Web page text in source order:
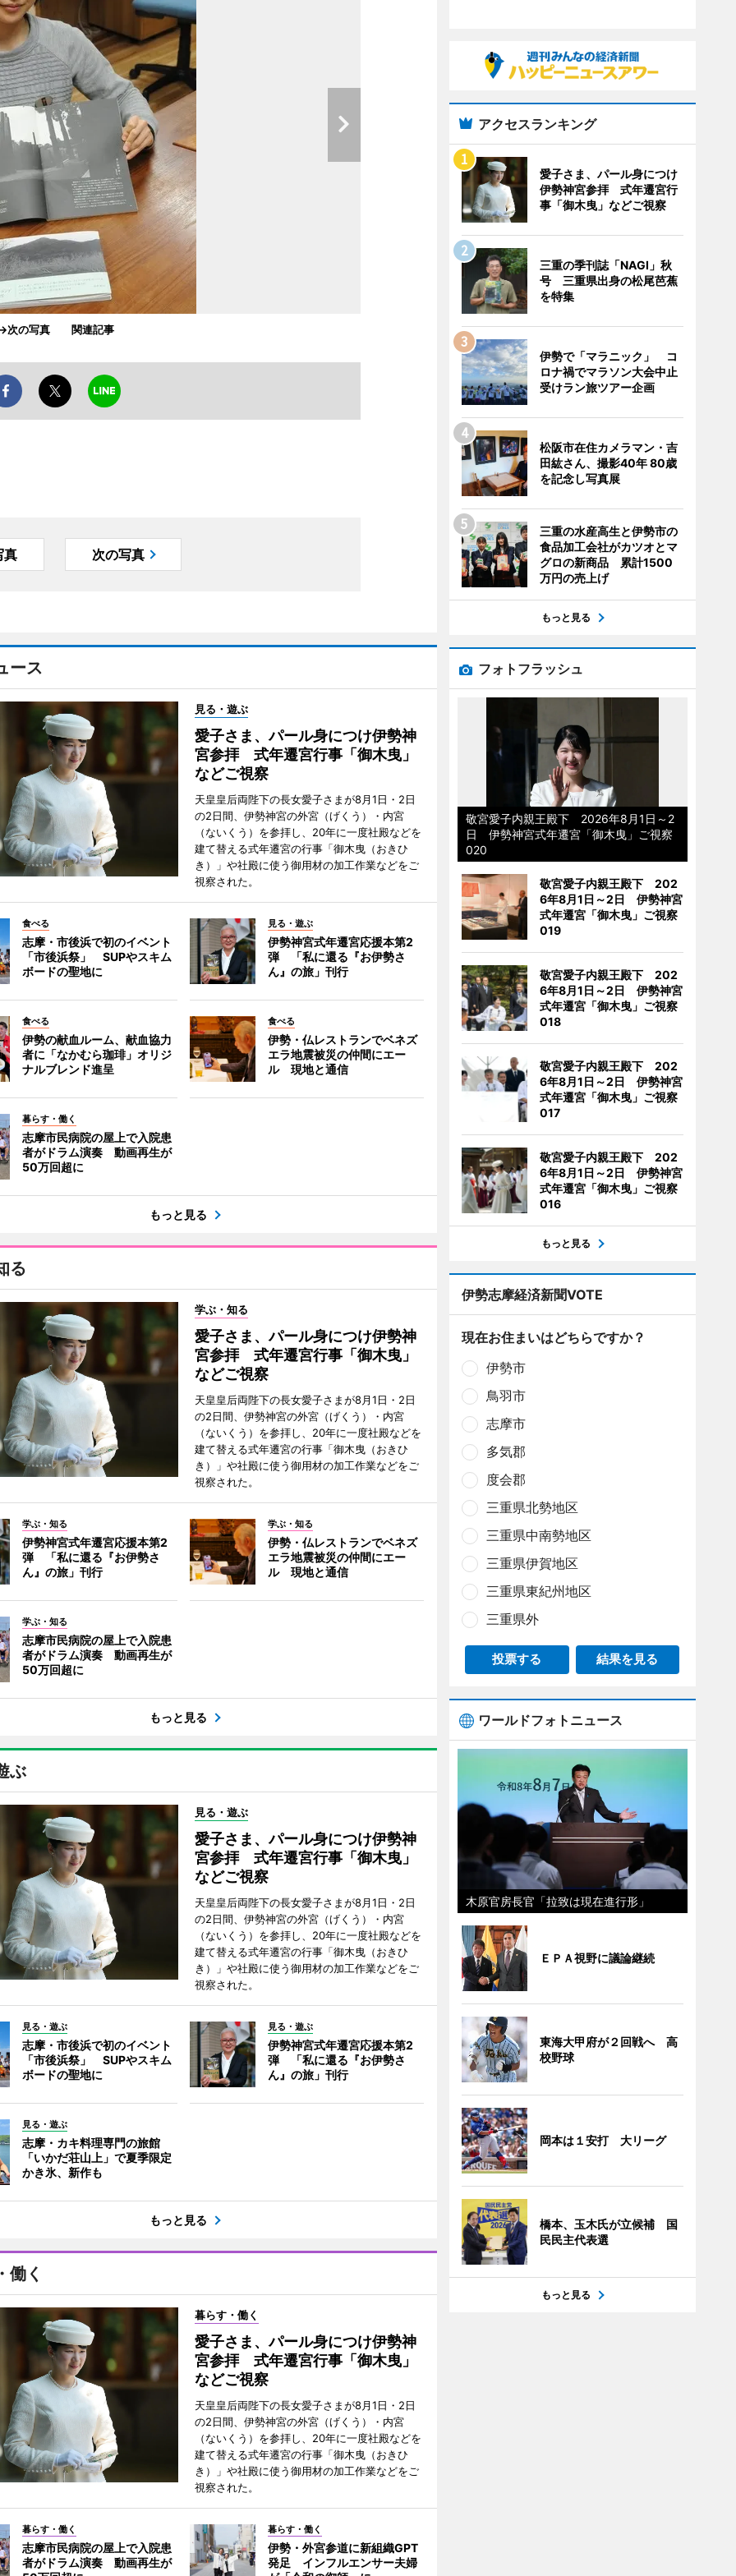
次の写真 関連記事
真 次の写真
ース
見る・遊ぶ
愛子さま、パール身につけ伊勢神
宮参拝 式年遷宮行事「御木曳」
などご視察
天皇皇后両陛下の長女愛子さまが8月1日・2日
の2日間、伊勢神宮の外宮（げくう）・内宮
（ないくう）を参拝し、20年に一度社殿などを
建て替える式年遷宮の行事「御木曳（おきひ
き）」や社殿に使う御用材の加工作業などをご
視察された。
食べる
志摩・市後浜で初のイベント
「市後浜祭」 SUPやスキム
ボードの聖地に
見る・遊ぶ
伊勢神宮式年遷宮応援本第2
弾 「私に還る『お伊勢さ
ん』の旅」刊行
食べる
伊勢の献血ルーム、献血協力
者に「なかむら珈琲」オリジ
ナルブレンド進呈
食べる
伊勢・仏レストランでベネズ
エラ地震被災の仲間にエー
ル 現地と通信
暮らす・働く
志摩市民病院の屋上で入院患
者がドラム演奏 動画再生が
50万回超に
もっと見る
る
学ぶ・知る
愛子さま、パール身につけ伊勢神
宮参拝 式年遷宮行事「御木曳」
などご視察
天皇皇后両陛下の長女愛子さまが8月1日・2日
の2日間、伊勢神宮の外宮（げくう）・内宮
（ないくう）を参拝し、20年に一度社殿などを
建て替える式年遷宮の行事「御木曳（おきひ
き）」や社殿に使う御用材の加工作業などをご
視察された。
学ぶ・知る
伊勢神宮式年遷宮応援本第2
弾 「私に還る『お伊勢さ
ん』の旅」刊行
学ぶ・知る
伊勢・仏レストランでベネズ
エラ地震被災の仲間にエー
ル 現地と通信
学ぶ・知る
志摩市民病院の屋上で入院患
者がドラム演奏 動画再生が
50万回超に
もっと見る
ぶ
見る・遊ぶ
愛子さま、パール身につけ伊勢神
宮参拝 式年遷宮行事「御木曳」
などご視察
天皇皇后両陛下の長女愛子さまが8月1日・2日
の2日間、伊勢神宮の外宮（げくう）・内宮
（ないくう）を参拝し、20年に一度社殿などを
建て替える式年遷宮の行事「御木曳（おきひ
き）」や社殿に使う御用材の加工作業などをご
視察された。
見る・遊ぶ
志摩・市後浜で初のイベント
「市後浜祭」 SUPやスキム
ボードの聖地に
見る・遊ぶ
伊勢神宮式年遷宮応援本第2
弾 「私に還る『お伊勢さ
ん』の旅」刊行
見る・遊ぶ
志摩・カキ料理専門の旅館
「いかだ荘山上」で夏季限定
かき氷、新作も
もっと見る
働く
暮らす・働く
愛子さま、パール身につけ伊勢神
宮参拝 式年遷宮行事「御木曳」
などご視察
天皇皇后両陛下の長女愛子さまが8月1日・2日
の2日間、伊勢神宮の外宮（げくう）・内宮
（ないくう）を参拝し、20年に一度社殿などを
建て替える式年遷宮の行事「御木曳（おきひ
き）」や社殿に使う御用材の加工作業などをご
視察された。
暮らす・働く
志摩市民病院の屋上で入院患
者がドラム演奏 動画再生が
暮らす・働く
伊勢・外宮参道に新組織GPT
発足 インフルエンサー夫婦
アクセスランキング
愛子さま、パール身につけ
伊勢神宮参拝 式年遷宮行
事「御木曳」などご視察
三重の季刊誌「NAGI」秋
号 三重県出身の松尾芭蕉
を特集
伊勢で「マラニック」 コ
ロナ禍でマラソン大会中止
受けラン旅ツアー企画
松阪市在住カメラマン・吉
田紘さん、撮影40年 80歳
を記念し写真展
三重の水産高生と伊勢市の
食品加工会社がカツオとマ
グロの新商品 累計1500
万円の売上げ
もっと見る
フォトフラッシュ
敬宮愛子内親王殿下 2026年8月1日～2
日 伊勢神宮式年遷宮「御木曳」ご視察
020
敬宮愛子内親王殿下 202
6年8月1日～2日 伊勢神宮
式年遷宮「御木曳」ご視察
019
敬宮愛子内親王殿下 202
6年8月1日～2日 伊勢神宮
式年遷宮「御木曳」ご視察
018
敬宮愛子内親王殿下 202
6年8月1日～2日 伊勢神宮
式年遷宮「御木曳」ご視察
017
敬宮愛子内親王殿下 202
6年8月1日～2日 伊勢神宮
式年遷宮「御木曳」ご視察
016
もっと見る
伊勢志摩経済新聞VOTE
現在お住まいはどちらですか？
伊勢市
鳥羽市
志摩市
多気郡
度会郡
三重県北勢地区
三重県中南勢地区
三重県伊賀地区
三重県東紀州地区
三重県外
投票する 結果を見る
ワールドフォトニュース
木原官房長官「拉致は現在進行形」
ＥＰＡ視野に議論継続
東海大甲府が２回戦へ 高
校野球
岡本は１安打 大リーグ
橋本、玉木氏が立候補 国
民民主代表選
もっと見る